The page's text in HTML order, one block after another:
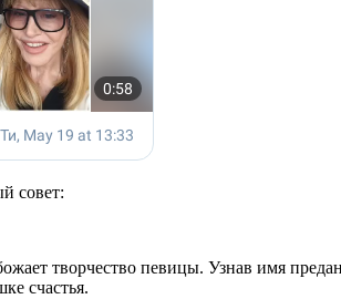
совет:
творчество певицы. Узнав имя
счастья.